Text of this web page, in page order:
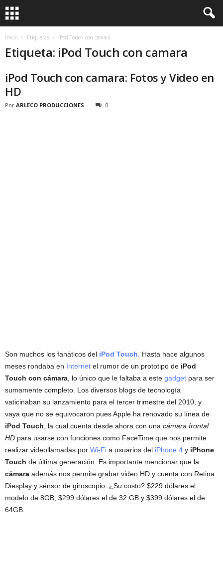
Inicio Etiquetas IPod Touch con camara
Etiqueta: iPod Touch con camara
iPod Touch con camara: Fotos y Video en
HD
Por ARLECO PRODUCCIONES 0
Son muchos los fanáticos del iPod Touch . Hasta hace algunos
meses rondaba en Internet el rumor de un prototipo de iPod
Touch con cámara , lo único que le faltaba a este gadget para ser
sumamente completo. Los diversos blogs de tecnología
vaticinaban su lanzamiento para el tercer trimestre del 2010, y
vaya que no se equivocaron pues Apple ha renovado su línea de
iPod Touch , la cual cuenta desde ahora con una cámara frontal
HD para usarse con funciones como FaceTime que nos permite
realizar videollamadas por Wi-Fi a usuarios del iPhone 4 y iPhone
Touch de última generación. Es importante mencionar que la
cámara además nos permite grabar video HD y cuenta con Retina
Diesplay y sénsor de giroscopio. ¿Su costo? $229 dólares el
modelo de 8GB; $299 dólares el de 32 GB y $399 dólares el de
64GB.